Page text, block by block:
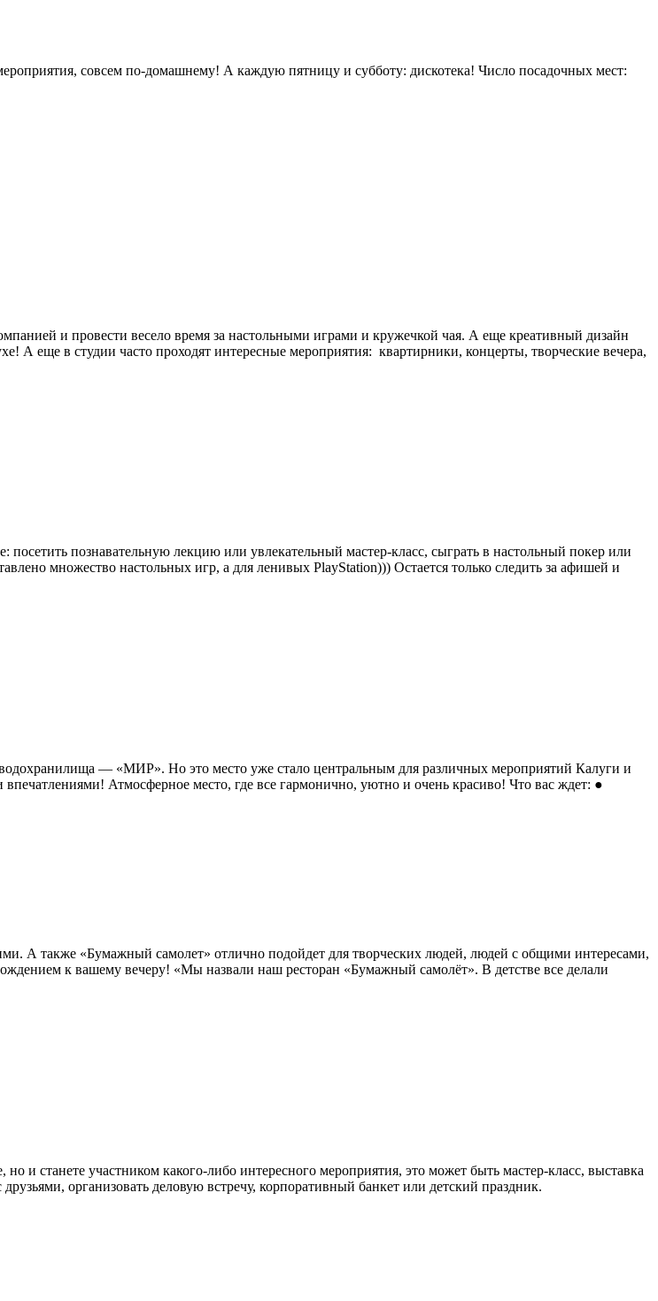
совсем по-домашнему! А каждую пятницу и субботу: дискотека! Число посадочных мест:
и провести весело время за настольными играми и кружечкой чая. А еще креативный дизайн
А еще в студии часто проходят интересные мероприятия: квартирники, концерты, творческие вечера,
познавательную лекцию или увлекательный мастер-класс, сыграть в настольный покер или
множество настольных игр, а для ленивых PlayStation))) Остается только следить за афишей и
— «МИР». Но это место уже стало центральным для различных мероприятий Калуги и
Атмосферное место, где все гармонично, уютно и очень красиво! Что вас ждет: ●
А также «Бумажный самолет» отлично подойдет для творческих людей, людей с общими интересами,
к вашему вечеру! «Мы назвали наш ресторан «Бумажный самолёт». В детстве все делали
и станете участником какого-либо интересного мероприятия, это может быть мастер-класс, выставка
организовать деловую встречу, корпоративный банкет или детский праздник.